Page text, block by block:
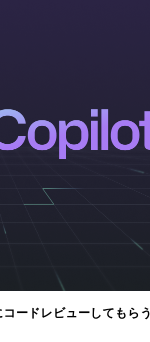
ードレビューしてもらう